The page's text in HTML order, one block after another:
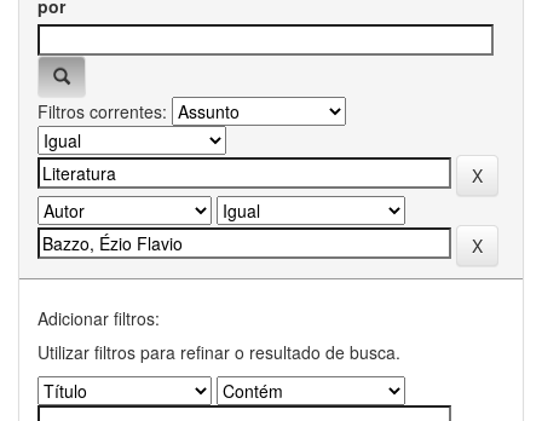
por
Filtros correntes:
Adicionar filtros:
Utilizar filtros para refinar o resultado de busca.